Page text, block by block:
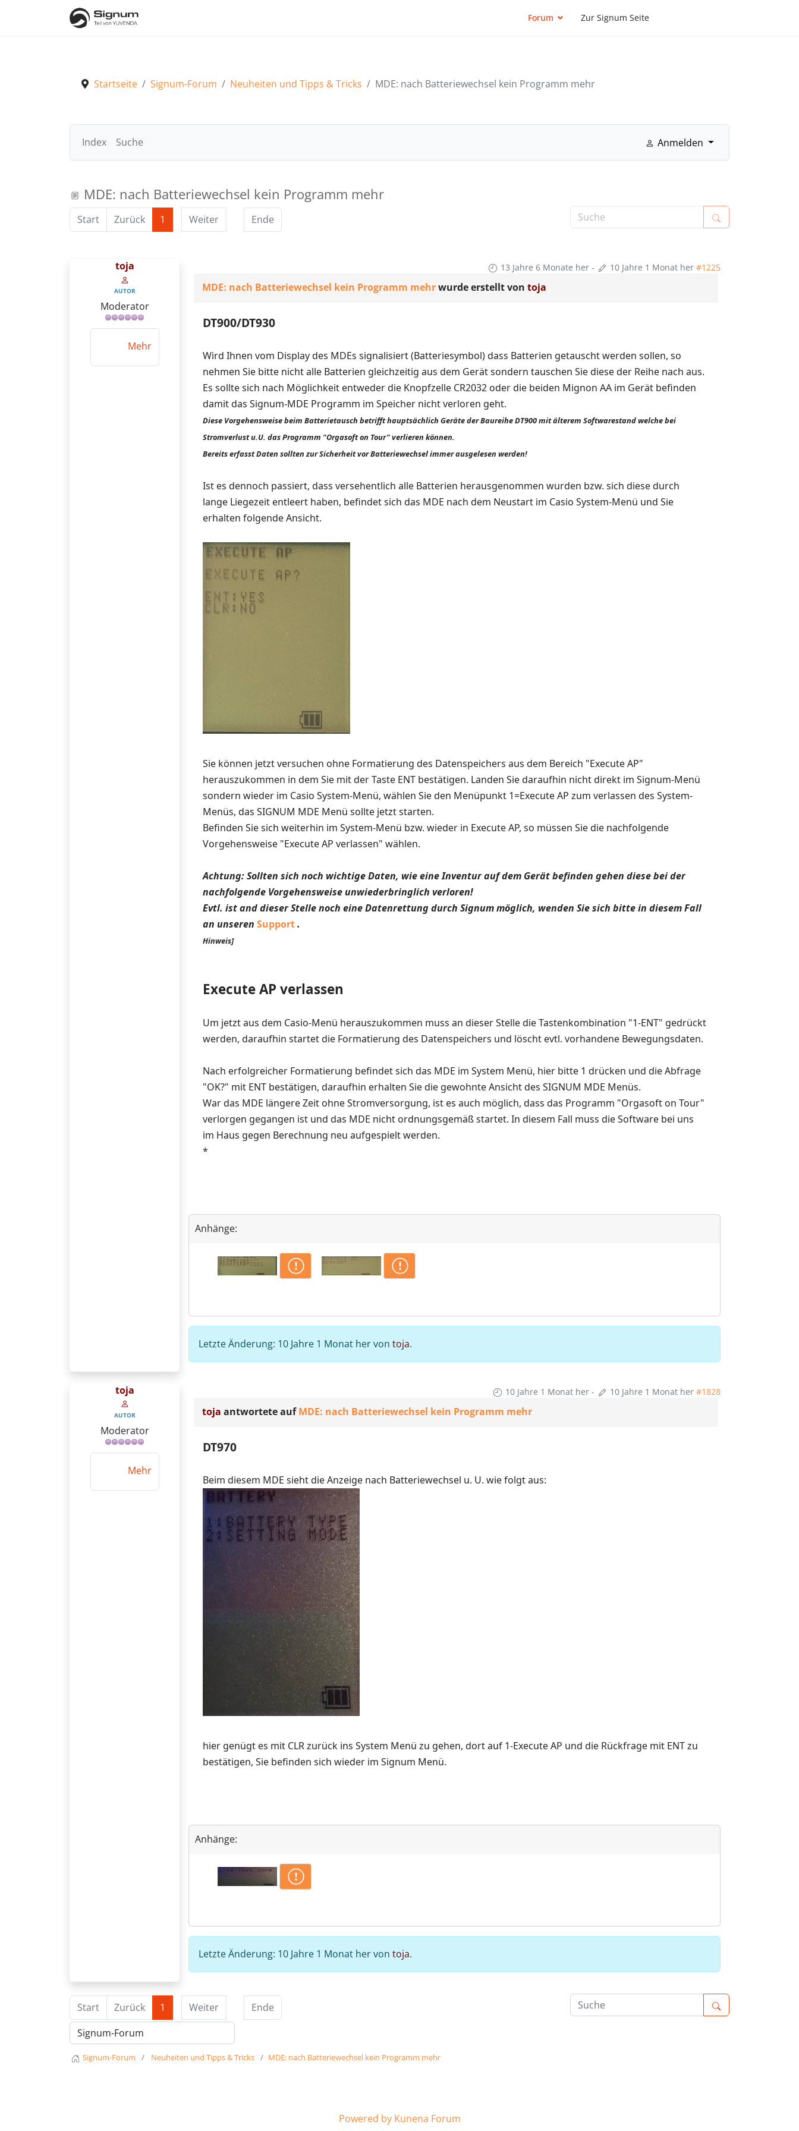
Forum Zur Signum Seite
Startseite Signum-Forum Neuheiten und Tipps & Tricks MDE: nach Batteriewechsel kein Programm mehr
Index Suche Anmelden
Signum-Forum
MDE: nach Batteriewechsel kein Programm mehr
Start Zurück 1 Weiter Ende
toja
AUTOR
Moderator
Mehr
13 Jahre 6 Monate her - 10 Jahre 1 Monat her #1225
MDE: nach Batteriewechsel kein Programm mehrwurde erstellt von toja
DT900/DT930
Wird Ihnen vom Display des MDEs signalisiert (Batteriesymbol) dass Batterien getauscht werden sollen, so
nehmen Sie bitte nicht alle Batterien gleichzeitig aus dem Gerät sondern tauschen Sie diese der Reihe nach aus.
Es sollte sich nach Möglichkeit entweder die Knopfzelle CR2032 oder die beiden Mignon AA im Gerät befinden
damit das Signum-MDE Programm im Speicher nicht verloren geht.
Diese Vorgehensweise beim Batterietausch betrifft hauptsächlich Geräte der Baureihe DT900 mit älterem Softwarestand welche bei
Stromverlust u.U. das Programm "Orgasoft on Tour" verlieren können.
Bereits erfasst Daten sollten zur Sicherheit vor Batteriewechsel immer ausgelesen werden!
Ist es dennoch passiert, dass versehentlich alle Batterien herausgenommen wurden bzw. sich diese durch
lange Liegezeit entleert haben, befindet sich das MDE nach dem Neustart im Casio System-Menü und Sie
erhalten folgende Ansicht.
Sie können jetzt versuchen ohne Formatierung des Datenspeichers aus dem Bereich "Execute AP"
herauszukommen in dem Sie mit der Taste ENT bestätigen. Landen Sie daraufhin nicht direkt im Signum-Menü
sondern wieder im Casio System-Menü, wählen Sie den Menüpunkt 1=Execute AP zum verlassen des System-
Menüs, das SIGNUM MDE Menü sollte jetzt starten.
Befinden Sie sich weiterhin im System-Menü bzw. wieder in Execute AP, so müssen Sie die nachfolgende
Vorgehensweise "Execute AP verlassen" wählen.
Achtung: Sollten sich noch wichtige Daten, wie eine Inventur auf dem Gerät befinden gehen diese bei der
nachfolgende Vorgehensweise unwiederbringlich verloren!
Evtl. ist and dieser Stelle noch eine Datenrettung durch Signum möglich, wenden Sie sich bitte in diesem Fall
an unseren Support.
Hinweis]
Execute AP verlassen
Um jetzt aus dem Casio-Menü herauszukommen muss an dieser Stelle die Tastenkombination "1-ENT" gedrückt
werden, daraufhin startet die Formatierung des Datenspeichers und löscht evtl. vorhandene Bewegungsdaten.
Nach erfolgreicher Formatierung befindet sich das MDE im System Menü, hier bitte 1 drücken und die Abfrage
"OK?" mit ENT bestätigen, daraufhin erhalten Sie die gewohnte Ansicht des SIGNUM MDE Menüs.
War das MDE längere Zeit ohne Stromversorgung, ist es auch möglich, dass das Programm "Orgasoft on Tour"
verlorgen gegangen ist und das MDE nicht ordnungsgemäß startet. In diesem Fall muss die Software bei uns
im Haus gegen Berechnung neu aufgespielt werden.
*
Anhänge:
Letzte Änderung: 10 Jahre 1 Monat her von toja.
toja
AUTOR
Moderator
Mehr
10 Jahre 1 Monat her - 10 Jahre 1 Monat her #1828
toja antwortete aufMDE: nach Batteriewechsel kein Programm mehr
DT970
Beim diesem MDE sieht die Anzeige nach Batteriewechsel u. U. wie folgt aus:
hier genügt es mit CLR zurück ins System Menü zu gehen, dort auf 1-Execute AP und die Rückfrage mit ENT zu
bestätigen, Sie befinden sich wieder im Signum Menü.
Anhänge:
Letzte Änderung: 10 Jahre 1 Monat her von toja.
Start Zurück 1 Weiter Ende
Signum-Forum Neuheiten und Tipps & Tricks MDE: nach Batteriewechsel kein Programm mehr
Powered by Kunena Forum